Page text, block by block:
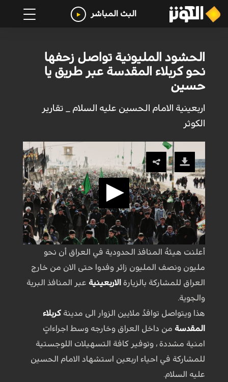
البث المباشر
الحشود المليونية تواصل زحفها
نحو كربلاء المقدسة عبر طريق يا
حسين
اربعينية الامام الحسين عليه السلام _ تقارير
الكوثر
أعلنت هيئهُ المنافذ الحدودية في العراق أن نحو
مليون ونصف المليون زائر وفدوا حتى الان من خارج
العراق للمشاركة بالزيارة الاربعينية عبر المنافذ البرية
والجوية.
هذا ويتواصل توافدُ ملايين الزوار الى مدينة كربلاء
المقدسة من داخل العراق وخارجه وسط اجراءاتٍ
امنية مشددة ، وتوفير كافة التسهيلات اللوجستية
للمشاركة في احياء اربعين استشهاد الامام الحسين
عليه السلام.